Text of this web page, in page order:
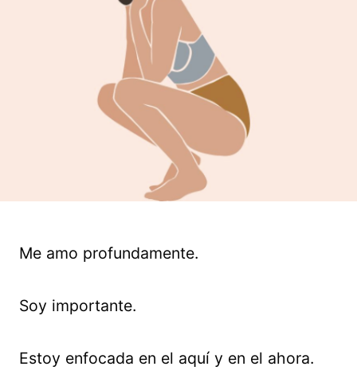
Me amo profundamente.
Soy importante.
Estoy enfocada en el aquí y en el ahora.